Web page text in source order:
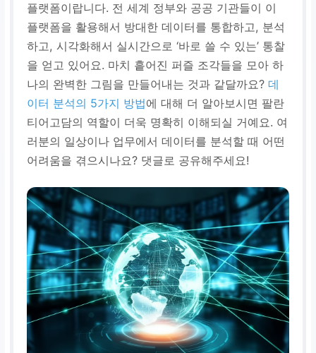
플랫폼이랍니다. 전 세계 정부와 공공 기관들이 이
플랫폼을 활용해서 방대한 데이터를 통합하고, 분석
하고, 시각화해서 실시간으로 ‘바로 쓸 수 있는’ 통찰
을 얻고 있어요. 마치 흩어진 퍼즐 조각들을 모아 하
나의 완벽한 그림을 만들어내는 것과 같달까요?데
이터 분석의 5가지 방법에 대해 더 알아보시면 팔란
티어고담의 역할이 더욱 명확히 이해되실 거예요. 여
러분의 일상이나 업무에서 데이터를 분석할 때 어떤
어려움을 겪으시나요? 댓글로 공유해주세요!